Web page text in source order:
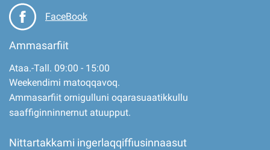
FaceBook
Ammasarfiit
Ataa.-Tall. 09:00 - 15:00
Weekendimi matoqqavoq.
Ammasarfiit ornigulluni oqarasuaatikkullu
saaffiginninnernut atuupput.
Nittartakkami ingerlaqqiffiusinnaasut